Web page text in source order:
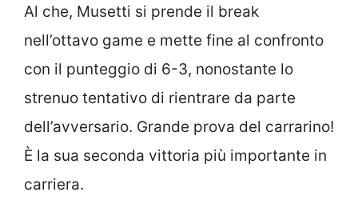
Al che, Musetti si prende il break
nell’ottavo game e mette fine al confronto
con il punteggio di 6-3, nonostante lo
strenuo tentativo di rientrare da parte
dell’avversario. Grande prova del carrarino!
È la sua seconda vittoria più importante in
carriera.